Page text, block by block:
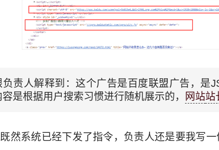
负责人解释到：这个广告是百度联盟广告，是
容是根据用户搜索习惯进行随机展示的，
网站站
然系统已经下发了指令，负责人还是要我写